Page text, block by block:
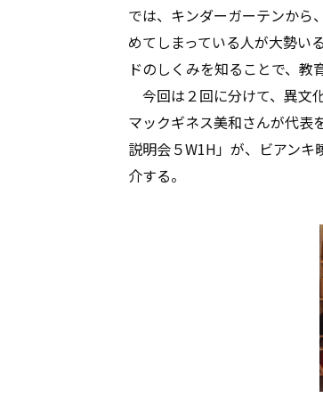
では、キンダーガーテンから
めてしまっている人が大勢
ドのしくみを知ることで、教
今回は２回に分けて、異文
マックギネス美和さんが代表
説明会５W1H」が、ビアン
介する。